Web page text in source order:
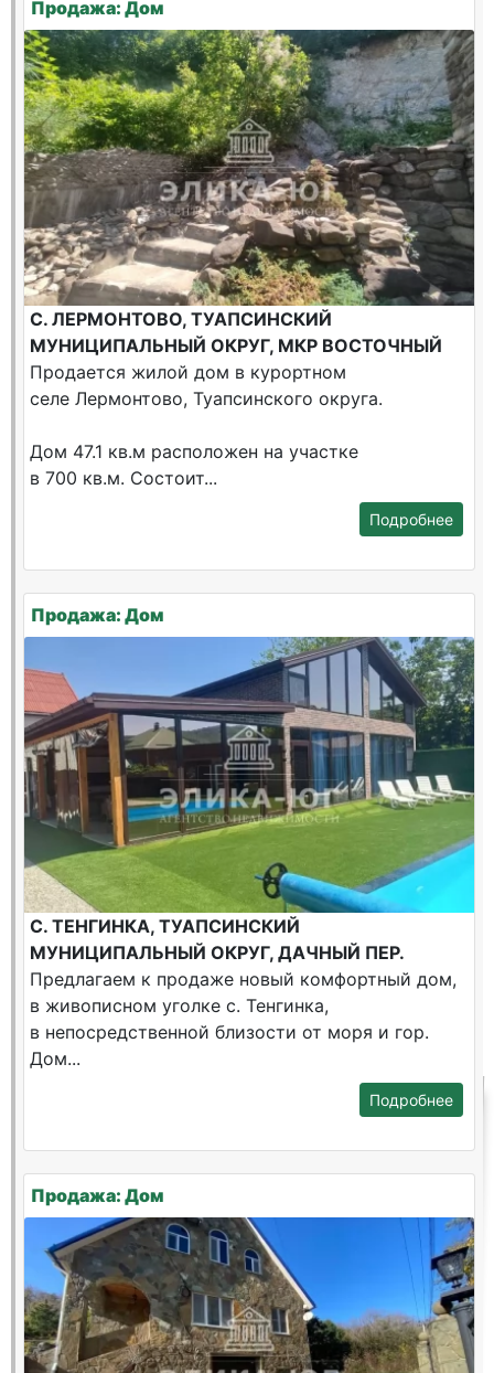
Продажа: Дом
С. ЛЕРМОНТОВО, ТУАПСИНСКИЙ
МУНИЦИПАЛЬНЫЙ ОКРУГ, МКР ВОСТОЧНЫЙ
Продается жилой дом в курортном
селе Лермонтово, Туапсинского округа.
Дом 47.1 кв.м расположен на участке
в 700 кв.м. Состоит...
Подробнее
Продажа: Дом
С. ТЕНГИНКА, ТУАПСИНСКИЙ
МУНИЦИПАЛЬНЫЙ ОКРУГ, ДАЧНЫЙ ПЕР.
Предлагаем к продаже новый комфортный дом,
в живописном уголке с. Тенгинка,
в непосредственной близости от моря и гор.
Дом...
Подробнее
Продажа: Дом